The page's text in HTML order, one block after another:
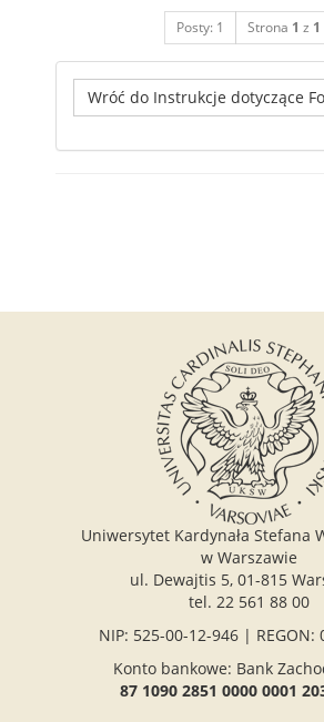
Posty: 1 Strona 1 z 1
Wróć do Instrukcje dotyczące
Uniwersytet Kardynała Stefana
w Warszawie
ul. Dewajtis 5, 01-815
tel. 22 561 88 00
NIP: 525-00-12-946 | REGON:
Konto bankowe: Bank
87 1090 2851 0000 0001